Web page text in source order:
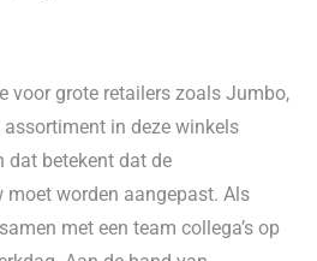
voor grote retailers zoals Jumbo,
assortiment in deze winkels
dat betekent dat de
worden aangepast. Als
met een team collega’s op